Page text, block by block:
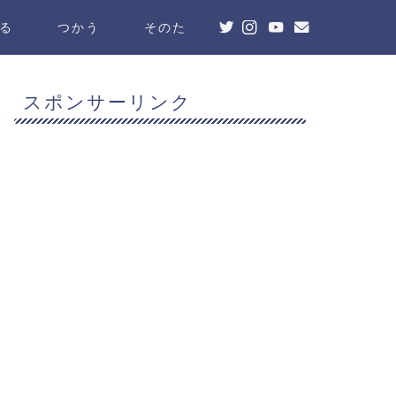
つかう そのた
スポンサーリンク